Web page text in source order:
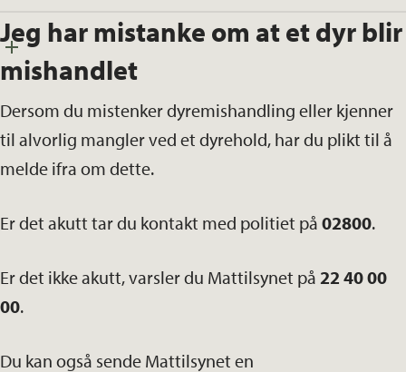
Jeg har mistanke om at et dyr blir
mishandlet
Dersom du mistenker dyremishandling eller kjenner
til alvorlig mangler ved et dyrehold, har du plikt til å
melde ifra om dette.
Er det akutt tar du kontakt med politiet på02800.
Er det ikke akutt, varsler du Mattilsynet på22 40 00
00.
Du kan også sende Mattilsynet en